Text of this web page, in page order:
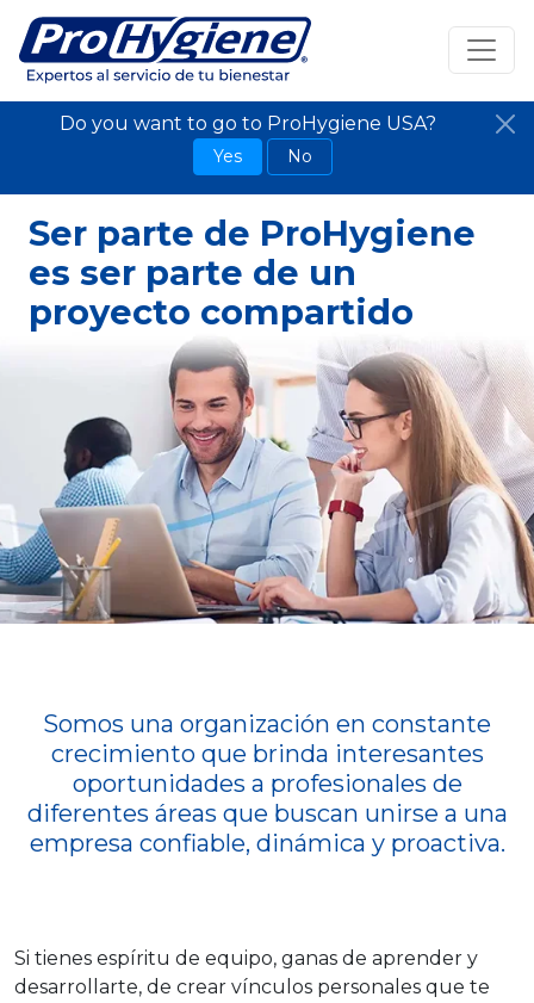
Do you want to go to ProHygiene USA?
Yes No
Ser parte de ProHygiene
es ser parte de un
proyecto compartido
Somos una organización en constante
crecimiento que brinda interesantes
oportunidades a profesionales de
diferentes áreas que buscan unirse a una
empresa confiable, dinámica y proactiva.
Si tienes espíritu de equipo, ganas de aprender y
desarrollarte, de crear vínculos personales que te